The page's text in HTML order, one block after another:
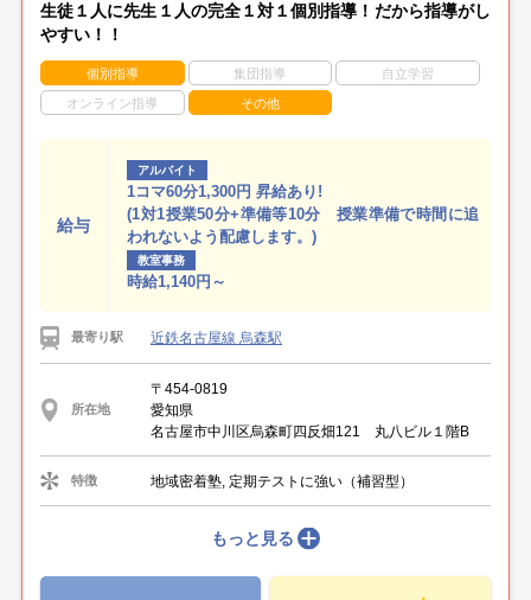
生徒１人に先生１人の完全１対１個別指導！だから指導がし
やすい！！
個別指導 集団指導 自立学習
オンライン指導 その他
給与
アルバイト
1コマ60分1,300円 昇給あり!
(1対1授業50分+準備等10分 授業準備で時間に追
われないよう配慮します。)
教室事務
時給1,140円～
最寄り駅 近鉄名古屋線 烏森駅
所在地
〒454-0819
愛知県
名古屋市中川区烏森町四反畑121 丸八ビル１階B
特徴 地域密着塾, 定期テストに強い（補習型）
もっと見る